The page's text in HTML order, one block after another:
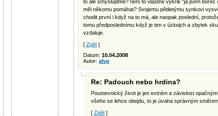
to ale smysluplmé? není to vlastně výkřik "já jsem
měl někomu pomáhat? Svojemu pětiletýmu synkovi
chodit první i když na to má, ale naopak poslední,
tomu předposlednímu když je ten v úzkejch a zbytek
vzdaluje.
[ Zpět ]
Datum: 10.04.2008
Autor: alvp
Re: Padouch nebo hrdina?
Poustevnický život je jen extrém a závislost
všeho se lehce obejdu, to je úvaha správným
[ Zpět ]